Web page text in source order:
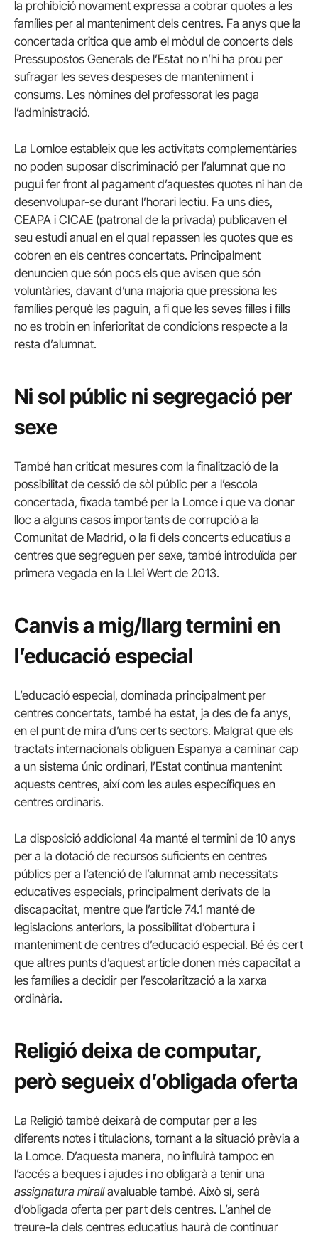
la prohibició novament expressa a cobrar quotes a les
famílies per al manteniment dels centres. Fa anys que la
concertada critica que amb el mòdul de concerts dels
Pressupostos Generals de l’Estat no n’hi ha prou per
sufragar les seves despeses de manteniment i
consums. Les nòmines del professorat les paga
l’administració.
La Lomloe estableix que les activitats complementàries
no poden suposar discriminació per l’alumnat que no
pugui fer front al pagament d’aquestes quotes ni han de
desenvolupar-se durant l’horari lectiu. Fa uns dies,
CEAPA i CICAE (patronal de la privada) publicaven el
seu estudi anual en el qual repassen les quotes que es
cobren en els centres concertats. Principalment
denuncien que són pocs els que avisen que són
voluntàries, davant d’una majoria que pressiona les
famílies perquè les paguin, a fi que les seves filles i fills
no es trobin en inferioritat de condicions respecte a la
resta d’alumnat.
Ni sol públic ni segregació per
sexe
També han criticat mesures com la finalització de la
possibilitat de cessió de sòl públic per a l’escola
concertada, fixada també per la Lomce i que va donar
lloc a alguns casos importants de corrupció a la
Comunitat de Madrid, o la fi dels concerts educatius a
centres que segreguen per sexe, també introduïda per
primera vegada en la Llei Wert de 2013.
Canvis a mig/llarg termini en
l’educació especial
L’educació especial, dominada principalment per
centres concertats, també ha estat, ja des de fa anys,
en el punt de mira d’uns certs sectors. Malgrat que els
tractats internacionals obliguen Espanya a caminar cap
a un sistema únic ordinari, l’Estat continua mantenint
aquests centres, així com les aules específiques en
centres ordinaris.
La disposició addicional 4a manté el termini de 10 anys
per a la dotació de recursos suficients en centres
públics per a l’atenció de l’alumnat amb necessitats
educatives especials, principalment derivats de la
discapacitat, mentre que l’article 74.1 manté de
legislacions anteriors, la possibilitat d’obertura i
manteniment de centres d’educació especial. Bé és cert
que altres punts d’aquest article donen més capacitat a
les famílies a decidir per l’escolarització a la xarxa
ordinària.
Religió deixa de computar,
però segueix d’obligada oferta
La Religió també deixarà de computar per a les
diferents notes i titulacions, tornant a la situació prèvia a
la Lomce. D’aquesta manera, no influirà tampoc en
l’accés a beques i ajudes i no obligarà a tenir una
assignatura mirallavaluable també. Això sí, serà
d’obligada oferta per part dels centres. L’anhel de
treure-la dels centres educatius haurà de continuar